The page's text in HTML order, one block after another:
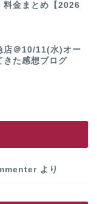
料金まとめ【2026
店＠10/11(水)オー
きた感想ブログ
より